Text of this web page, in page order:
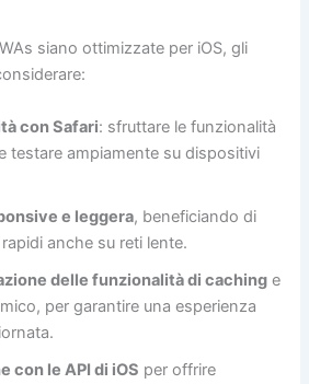
siano ottimizzate per iOS, gli
con Safari: sfruttare le funzionalità
testare ampiamente su dispositivi
e leggera, beneficiando di
anche su reti lente.
delle funzionalità di caching e
per garantire una esperienza
con le API di iOS per offrire